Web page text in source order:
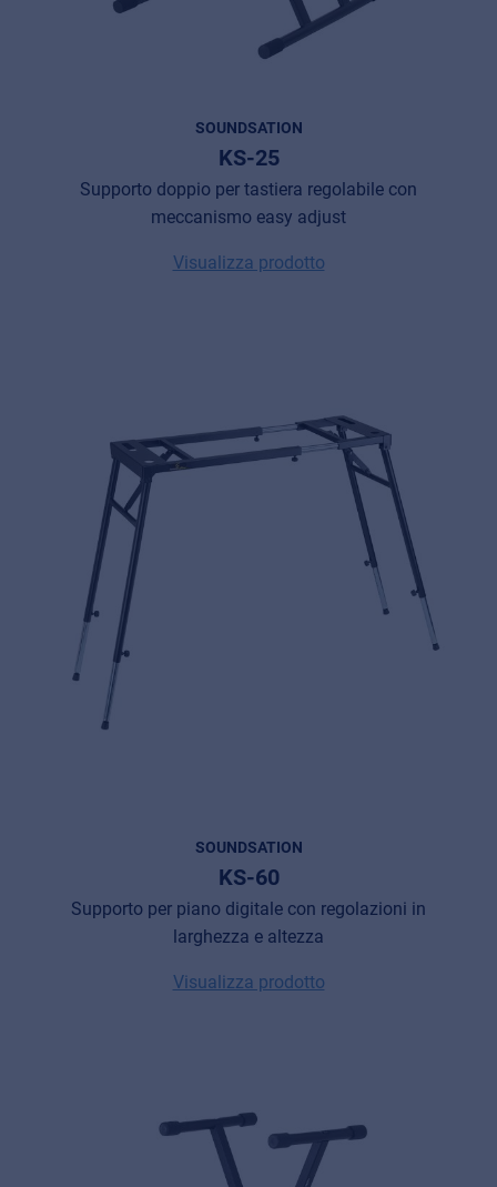
SOUNDSATION
KS-25
Supporto doppio per tastiera regolabile con
meccanismo easy adjust
Visualizza prodotto
SOUNDSATION
KS-60
Supporto per piano digitale con regolazioni in
larghezza e altezza
Visualizza prodotto